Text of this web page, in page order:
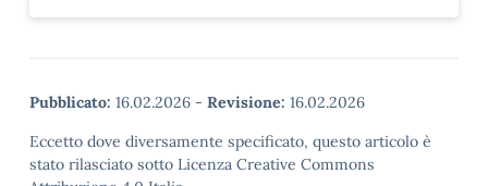
Pubblicato: 16.02.2026 - Revisione: 16.02.2026
Eccetto dove diversamente specificato, questo articolo è
stato rilasciato sotto Licenza Creative Commons